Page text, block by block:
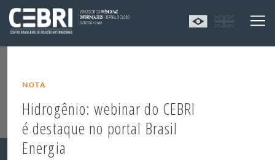
NOTA
Hidrogênio: webinar do CEBRI
é destaque no portal Brasil
Energia